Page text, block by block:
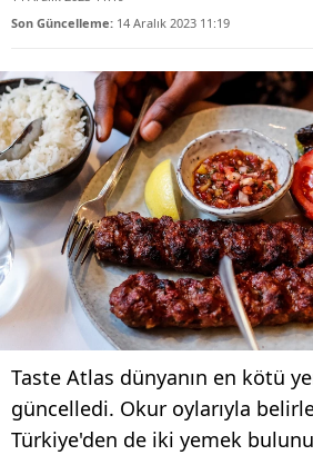
Son Güncelleme: 14 Aralık 2023 11:19
Taste Atlas dünyanın en kötü
güncelledi. Okur oylarıyla
Türkiye'den de iki yemek